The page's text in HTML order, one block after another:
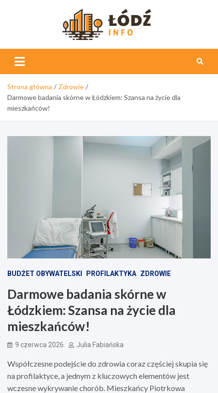
Info
Strona główna
Zdrowie
Darmowe badania skórne w Łódzkiem: Szansa na życie dla
mieszkańców!
BUDŻET OBYWATELSKI PROFILAKTYKA ZDROWIE
Darmowe badania skórne w
Łódzkiem: Szansa na życie dla
mieszkańców!
9 czerwca 2026 Julia Fabiańska
Współczesne podejście do zdrowia coraz częściej skupia się
na profilaktyce, a jednym z kluczowych elementów jest
wczesne wykrywanie chorób. Mieszkańcy Piotrkowa